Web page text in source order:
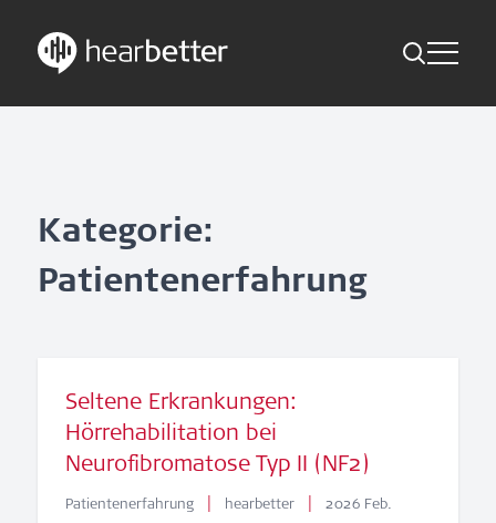
Toggle
Jetzt abonnieren
Folge uns
Kategorie:
Patientenerfahrung
Seltene Erkrankungen:
Hörrehabilitation bei
Neurofibromatose Typ II (NF2)
Patientenerfahrung | hearbetter | 2026 Feb.